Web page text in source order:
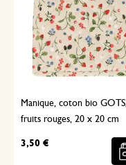
Manique, coton bio
fruits rouges, 20 x 20 cm
3,50 €